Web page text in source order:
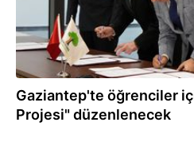
Gaziantep'te öğrenciler
Projesi" düzenlenecek